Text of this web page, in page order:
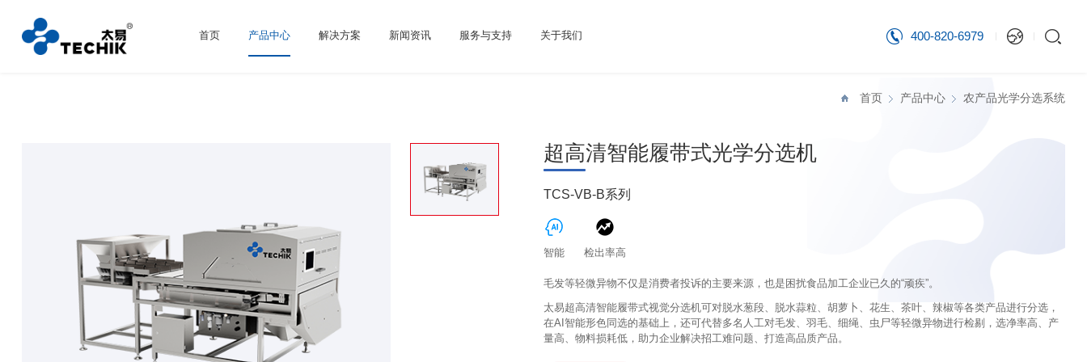
首页 产品中心 解决方案 新闻资讯 服务与支持 关于我们 400-820-6979
首页 产品中心 农产品光学分选系统
超高清智能履带式光学分选机
TCS-VB-B系列
智能 检出率高
毛发等轻微异物不仅是消费者投诉的主要来源，也是困扰食品加工企业已久的“顽疾”。
太易超高清智能履带式视觉分选机可对脱水葱段、脱水蒜粒、胡萝卜、花生、茶叶、辣椒等各类产品进行分选，
在AI智能形色同选的基础上，还可代替多名人工对毛发、羽毛、细绳、虫尸等轻微异物进行检剔，选净率高、产
量高、物料损耗低，助力企业解决招工难问题、打造高品质产品。